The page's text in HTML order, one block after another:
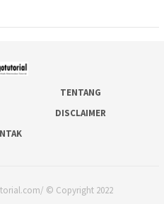
TENTANG
DISCLAIMER
© Copyright 2022